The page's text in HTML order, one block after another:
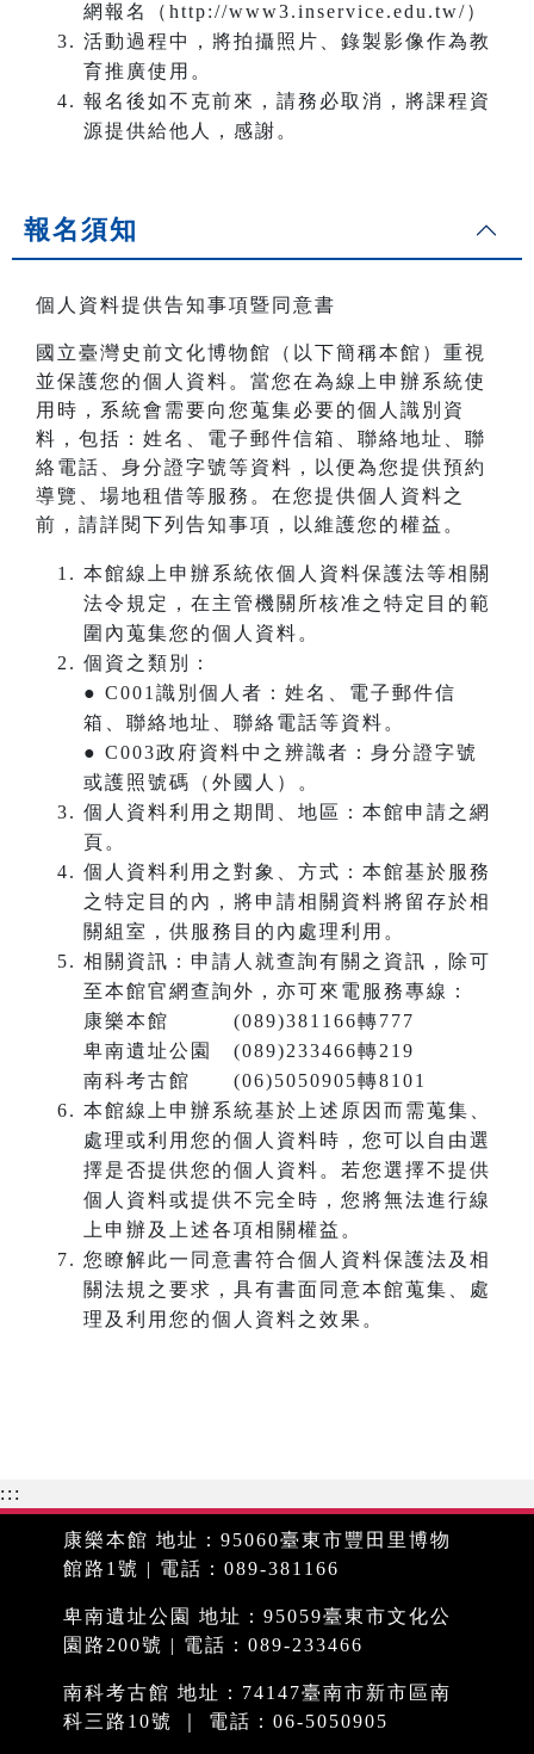
網報名（http://www3.inservice.edu.tw/）
活動過程中，將拍攝照片、錄製影像作為教
育推廣使用。
報名後如不克前來，請務必取消，將課程資
源提供給他人，感謝。
報名須知
個人資料提供告知事項暨同意書
國立臺灣史前文化博物館（以下簡稱本館）重視
並保護您的個人資料。當您在為線上申辦系統使
用時，系統會需要向您蒐集必要的個人識別資
料，包括：姓名、電子郵件信箱、聯絡地址、聯
絡電話、身分證字號等資料，以便為您提供預約
導覽、場地租借等服務。在您提供個人資料之
前，請詳閱下列告知事項，以維護您的權益。
本館線上申辦系統依個人資料保護法等相關
法令規定，在主管機關所核准之特定目的範
圍內蒐集您的個人資料。
個資之類別：
● C001識別個人者：姓名、電子郵件信
箱、聯絡地址、聯絡電話等資料。
● C003政府資料中之辨識者：身分證字號
或護照號碼（外國人）。
個人資料利用之期間、地區：本館申請之網
頁。
個人資料利用之對象、方式：本館基於服務
之特定目的內，將申請相關資料將留存於相
關組室，供服務目的內處理利用。
相關資訊：申請人就查詢有關之資訊，除可
至本館官網查詢外，亦可來電服務專線：
康樂本館 (089)381166轉777
卑南遺址公園 (089)233466轉219
南科考古館 (06)5050905轉8101
本館線上申辦系統基於上述原因而需蒐集、
處理或利用您的個人資料時，您可以自由選
擇是否提供您的個人資料。若您選擇不提供
個人資料或提供不完全時，您將無法進行線
上申辦及上述各項相關權益。
您瞭解此一同意書符合個人資料保護法及相
關法規之要求，具有書面同意本館蒐集、處
理及利用您的個人資料之效果。
:::
康樂本館 地址：95060臺東市豐田里博物
館路1號 | 電話：089-381166
卑南遺址公園 地址：95059臺東市文化公
園路200號 | 電話：089-233466
南科考古館 地址：74147臺南市新市區南
科三路10號 ｜ 電話：06-5050905